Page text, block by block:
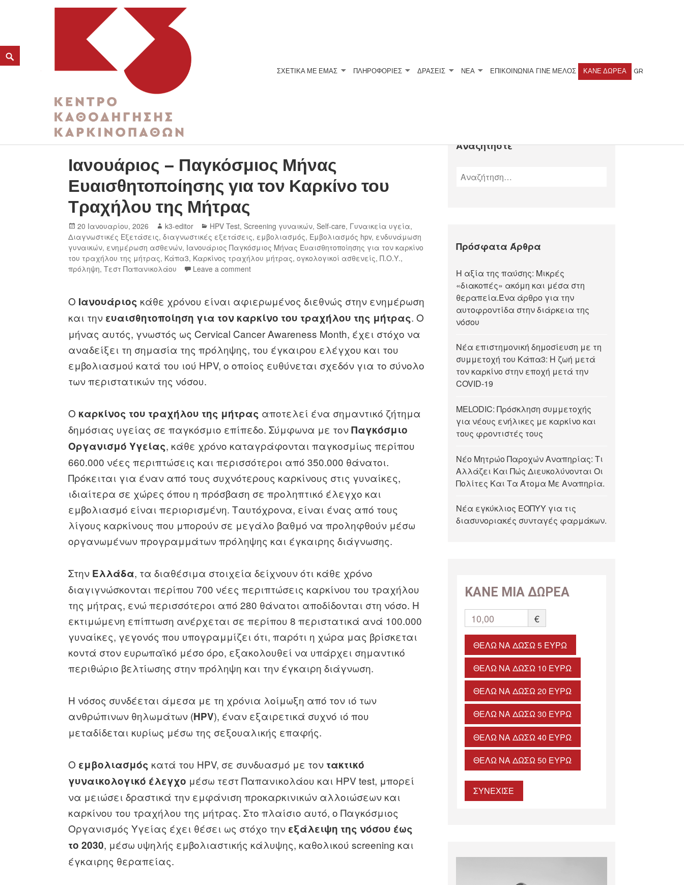
K3
ΚΕΝΤΡΟ ΚΑΘΟΔΗΓΗΣΗΣ ΚΑΡΚΙΝΟΠΑΘΩΝ
ΣΧΕΤΙΚΆ ΜΕ ΕΜΆΣ ΠΛΗΡΟΦΟΡΙΕΣ ΔΡΑΣΕΙΣ ΝΕΑ ΕΠΙΚΟΙΝΩΝΙΑ ΓΊΝΕ ΜΈΛΟΣ ΚΆΝΕ ΔΩΡΕΆ GR
ΚΑΤΗΓΟΡΊΑ:
Ιανουάριος – Παγκόσμιος Μήνας
Ευαισθητοποίησης για τον Καρκίνο του
Τραχήλου της Μήτρας
20 Ιανουαρίου, 2026 k3-editor HPV Test,Screening γυναικών,Self-care, Γυναικεία υγεία,
Διαγνωστικές Εξετάσεις,διαγνωστικές εξετάσεις, εμβολιασμός, Εμβολιασμός hpv, ενδυνάμωση
γυναικών, ενημέρωση ασθενών, Ιανουάριος Παγκόσμιος Μήνας Ευαισθητοποίησης για τον καρκίνο
του τραχήλου της μήτρας, Κάπα3, Καρκίνος τραχήλου μήτρας,ογκολογικοί ασθενείς,Π.Ο.Υ.,
πρόληψη,Τεστ Παπανικολάου Leave a comment
Ο Ιανουάριος κάθε χρόνου είναι αφιερωμένος διεθνώς στην ενημέρωση
και την ευαισθητοποίηση για τον καρκίνο του τραχήλου της μήτρας. Ο
μήνας αυτός, γνωστός ως Cervical Cancer Awareness Month, έχει στόχο να
αναδείξει τη σημασία της πρόληψης, του έγκαιρου ελέγχου και του
εμβολιασμού κατά του ιού HPV, ο οποίος ευθύνεται σχεδόν για το σύνολο
των περιστατικών της νόσου.
Ο καρκίνος του τραχήλου της μήτρας αποτελεί ένα σημαντικό ζήτημα
δημόσιας υγείας σε παγκόσμιο επίπεδο. Σύμφωνα με τονΠαγκόσμιο
Οργανισμό Υγείας, κάθε χρόνο καταγράφονται παγκοσμίως περίπου
660.000 νέες περιπτώσεις και περισσότεροι από 350.000 θάνατοι.
Πρόκειται για έναν από τους συχνότερους καρκίνους στις γυναίκες,
ιδιαίτερα σε χώρες όπου η πρόσβαση σε προληπτικό έλεγχο και
εμβολιασμό είναι περιορισμένη. Ταυτόχρονα, είναι ένας από τους
λίγους καρκίνους που μπορούν σε μεγάλο βαθμό να προληφθούν μέσω
οργανωμένων προγραμμάτων πρόληψης και έγκαιρης διάγνωσης.
Στην Ελλάδα, τα διαθέσιμα στοιχεία δείχνουν ότι κάθε χρόνο
διαγιγνώσκονται περίπου 700 νέες περιπτώσεις καρκίνου του τραχήλου
της μήτρας, ενώ περισσότεροι από 280 θάνατοι αποδίδονται στη νόσο. Η
εκτιμώμενη επίπτωση ανέρχεται σε περίπου 8 περιστατικά ανά 100.000
γυναίκες, γεγονός που υπογραμμίζει ότι, παρότι η χώρα μας βρίσκεται
κοντά στον ευρωπαϊκό μέσο όρο, εξακολουθεί να υπάρχει σημαντικό
περιθώριο βελτίωσης στην πρόληψη και την έγκαιρη διάγνωση.
Η νόσος συνδέεται άμεσα με τη χρόνια λοίμωξη από τον ιό των
ανθρώπινων θηλωμάτων (HPV), έναν εξαιρετικά συχνό ιό που
μεταδίδεται κυρίως μέσω της σεξουαλικής επαφής.
Ο εμβολιασμός κατά του HPV, σε συνδυασμό με τον τακτικό
γυναικολογικό έλεγχο μέσω τεστ Παπανικολάου και HPV test, μπορεί
να μειώσει δραστικά την εμφάνιση προκαρκινικών αλλοιώσεων και
καρκίνου του τραχήλου της μήτρας. Στο πλαίσιο αυτό, ο Παγκόσμιος
Οργανισμός Υγείας έχει θέσει ως στόχο την εξάλειψη της νόσου έως
το 2030, μέσω υψηλής εμβολιαστικής κάλυψης, καθολικού screening και
έγκαιρης θεραπείας.
Αναζητήστε
Πρόσφατα Άρθρα
Η αξία της παύσης: Μικρές
«διακοπές» ακόμη και μέσα στη
θεραπεία.Ένα άρθρο για την
αυτοφροντίδα στην διάρκεια της
νόσου
Νέα επιστημονική δημοσίευση με τη
συμμετοχή του Κάπα3: Η ζωή μετά
τον καρκίνο στην εποχή μετά την
COVID-19
MELODIC: Πρόσκληση συμμετοχής
για νέους ενήλικες με καρκίνο και
τους φροντιστές τους
Νέο Μητρώο Παροχών Αναπηρίας: Τι
Αλλάζει Και Πώς Διευκολύνονται Οι
Πολίτες Και Τα Άτομα Με Αναπηρία.
Νέα εγκύκλιος ΕΟΠΥΥ για τις
διασυνοριακές συνταγές φαρμάκων.
ΚΑΝΕ ΜΙΑ ΔΩΡΕΑ
10,00 €
ΘΈΛΩ ΝΑ ΔΏΣΩ 5 ΕΥΡΏ
ΘΈΛΩ ΝΑ ΔΏΣΩ 10 ΕΥΡΏ
ΘΈΛΩ ΝΑ ΔΏΣΩ 20 ΕΥΡΏ
ΘΈΛΩ ΝΑ ΔΏΣΩ 30 ΕΥΡΏ
ΘΈΛΩ ΝΑ ΔΏΣΩ 40 ΕΥΡΏ
ΘΈΛΩ ΝΑ ΔΏΣΩ 50 ΕΥΡΏ
ΣΥΝΕΧΙΣΕ